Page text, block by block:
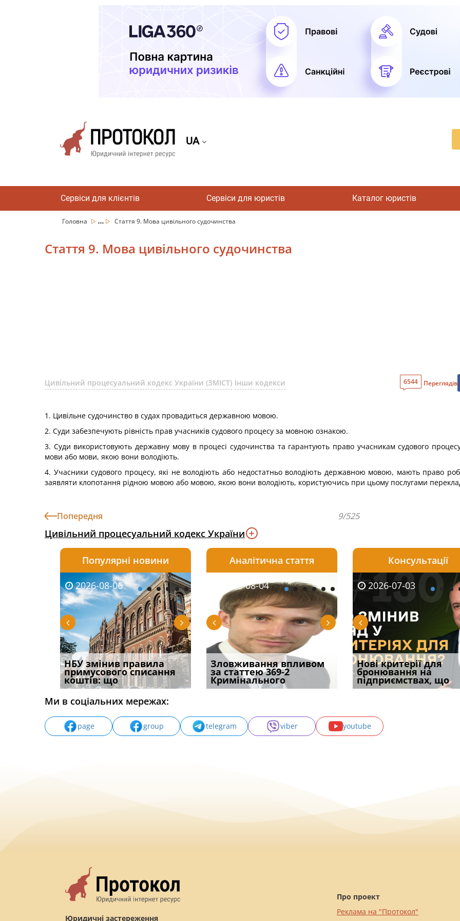
UA
Сервіси для клієнтів Сервіси для юристів Каталог юристів
Головна ... Стаття 9. Мова цивільного судочинства
Стаття 9. Мова цивільного судочинства
Цивільний процесуальний кодекс України (ЗМІСТ) Інши кодекси 6544 Переглядів
1. Цивільне судочинство в судах провадиться державною мовою.
2. Суди забезпечують рівність прав учасників судового процесу за мовною ознакою.
3. Суди використовують державну мову в процесі судочинства та гарантують право учасникам судового
мови або мови, якою вони володіють.
4. Учасники судового процесу, які не володіють або недостатньо володіють державною мовою, мають право
заявляти клопотання рідною мовою або мовою, якою вони володіють, користуючись при цьому послугами
Попередня 9/525
Цивільний процесуальний кодекс України
Популярні новини
2026-08-06
НБУ змінив правила
примусового списання
коштів: що
2026-08-05
Правомірним і
ефективним способом
захисту речових
2026-08-05
Чоловік помер, але
позика залишилася: як
фраза «на
Аналітична стаття
2026-08-03
Водії можуть отримати
компенсацію за
незаконні дії
2026-08-04
Зловживання впливом
за статтею 369-2
Кримінального
2026-08-04
Переоформлення
відстрочки за іншою
підставою: нов
Консультації
2026-05-25
Кого з юристів замінить
ШІ, а хто зароблятиме
міль
2026-07-03
Нові критерії для
бронювання на
підприємствах, що
2026-07-30
Восьмий ААС
підтвердив, що
може скас
Ми в соціальних мережах:
page group telegram viber youtube
Юридичні застереження
Про проект
Реклама на "Протокол"